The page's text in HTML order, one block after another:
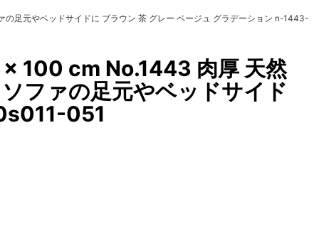
足元やベッドサイドに ブラウン 茶 グレー ベージュ グラデーション n-1443-
100 cm No.1443 肉厚 天然
ファの足元やベッドサイド
051